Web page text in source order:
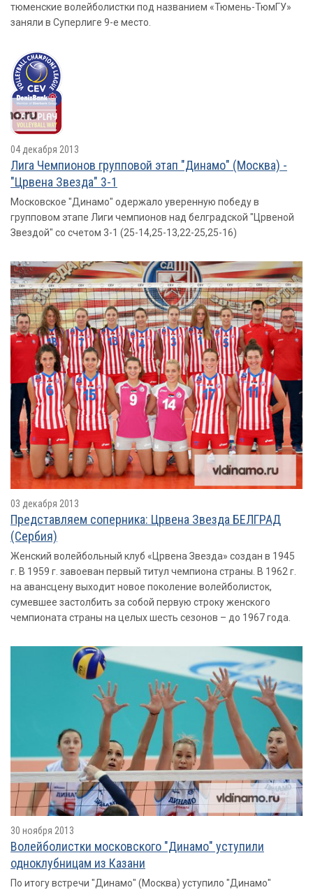
тюменские волейболистки под названием «Тюмень-ТюмГУ»
заняли в Cуперлиге 9-е место.
04 декабря 2013
Лига Чемпионов групповой этап "Динамо" (Москва) -
"Црвена Звезда" 3-1
Московское "Динамо" одержало уверенную победу в
групповом этапе Лиги чемпионов над белградской "Црвеной
Звездой" со счетом 3-1 (25-14,25-13,22-25,25-16)
03 декабря 2013
Представляем соперника: Црвена Звезда БЕЛГРАД
(Сербия)
Женский волейбольный клуб «Црвена Звезда» создан в 1945
г. В 1959 г. завоеван первый титул чемпиона страны. В 1962 г.
на авансцену выходит новое поколение волейболисток,
сумевшее застолбить за собой первую строку женского
чемпионата страны на целых шесть сезонов – до 1967 года.
30 ноября 2013
Волейболистки московского "Динамо" уступили
одноклубницам из Казани
По итогу встречи "Динамо" (Москва) уступило "Динамо"